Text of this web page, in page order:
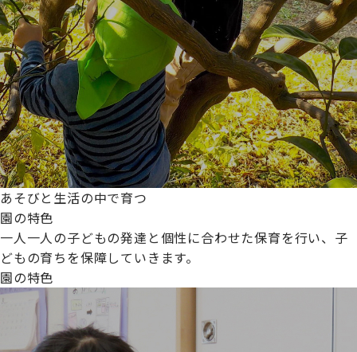
あそびと生活の中で育つ
園の特色
一人一人の子どもの発達と個性に合わせた保育を行い、子
どもの育ちを保障していきます。
園の特色